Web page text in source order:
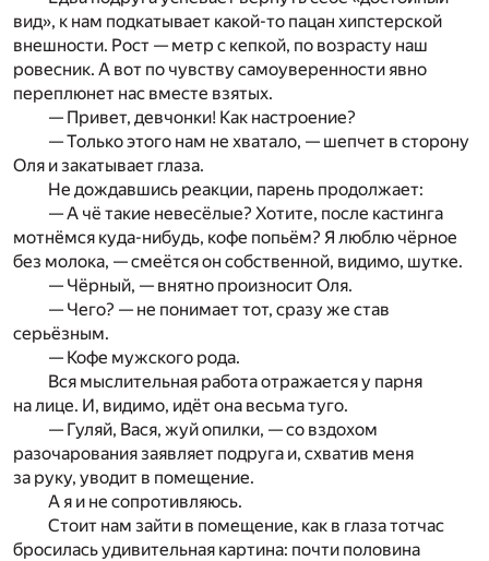
вид», к нам подкатывает какой-то пацан хипстерской
внешности. Рост — метр с кепкой, по возрасту наш
ровесник. А вот по чувству самоуверенности явно
переплюнет нас вместе взятых.
— Привет, девчонки! Как настроение?
— Только этого нам не хватало, — шепчет в сторону
Оля и закатывает глаза.
Не дождавшись реакции, парень продолжает:
— А чё такие невесёлые? Хотите, после кастинга
мотнёмся куда-нибудь, кофе попьём? Я люблю чёрное
без молока, — смеётся он собственной, видимо, шутке.
— Чёрный, — внятно произносит Оля.
— Чего? — не понимает тот, сразу же став
серьёзным.
— Кофе мужского рода.
Вся мыслительная работа отражается у парня
на лице. И, видимо, идёт она весьма туго.
— Гуляй, Вася, жуй опилки, — со вздохом
разочарования заявляет подруга и, схватив меня
за руку, уводит в помещение.
А я и не сопротивляюсь.
Стоит нам зайти в помещение, как в глаза тотчас
бросилась удивительная картина: почти половина